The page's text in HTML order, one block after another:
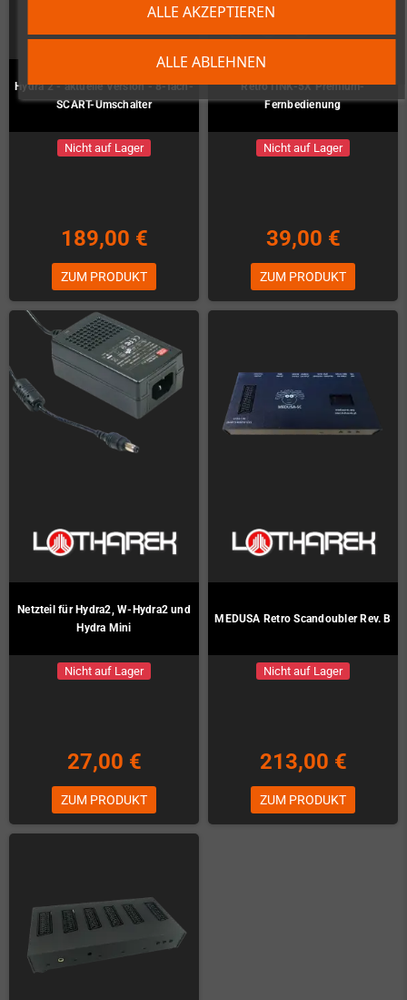
ALLE ABLEHNEN
ALLE AKZEPTIEREN
Hydra 2 - aktuelle Version - 8-fach-
SCART-Umschalter
Nicht auf Lager
189,00 €
ZUM PRODUKT
RetroTINK-5X Premium-
Fernbedienung
Nicht auf Lager
39,00 €
ZUM PRODUKT
Netzteil für Hydra2, W-Hydra2 und
Hydra Mini
Nicht auf Lager
27,00 €
ZUM PRODUKT
MEDUSA Retro Scandoubler Rev. B
Nicht auf Lager
213,00 €
ZUM PRODUKT